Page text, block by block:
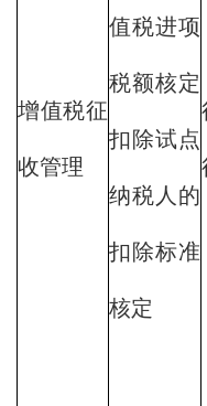
增值税征
收管理
值税进项
税额核定
扣除试点
纳税人的
扣除标准
核定